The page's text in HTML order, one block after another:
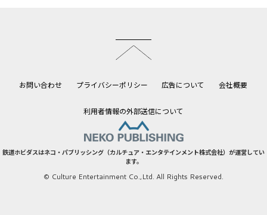
お問い合わせ プライバシーポリシー 広告について 会社概要
利用者情報の外部送信について
鉄道ホビダスはネコ・パブリッシング（カルチュア・エンタテインメント株式会社）が運営してい
ます。
© Culture Entertainment Co.,Ltd. All Rights Reserved.